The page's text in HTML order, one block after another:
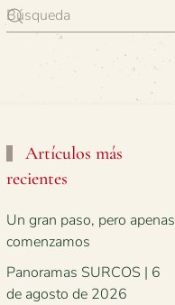
Artículos más
recientes
Un gran paso, pero apenas
comenzamos
Panoramas SURCOS | 6
de agosto de 2026